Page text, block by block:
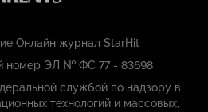
Онлайн журнал StarHit
номер ЭЛ № ФС 77 - 83698
службой по надзору в
технологий и массовых,